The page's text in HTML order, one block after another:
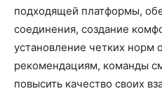
подходящей платформы,
соединения, создание
установление четких норм
рекомендациям, команды
повысить качество своих